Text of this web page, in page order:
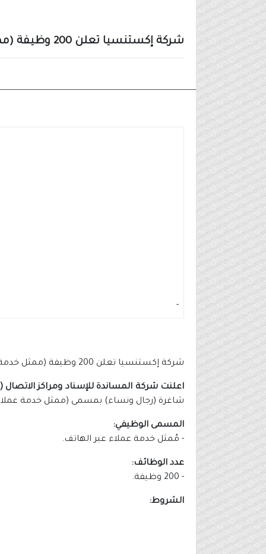
شركة إكستنسيا تعلن 200 وظيفة (ممثل خدمة عملاء) للرجال والنساء
-
شركة إكستنسيا تعلن 200 وظيفة (ممثل خدمة عملاء) للرجال والنساء
اعلنت شركة المساندة للإسناد ومراكز
شاغرة (رجال ونساء) بمسمى (ممثل خدمة عملاء
المسمى الوظيفي:
- مُمثل خدمة عملاء عبر الهاتف.
عدد الوظائف:
- 200 وظيفة.
الشروط: